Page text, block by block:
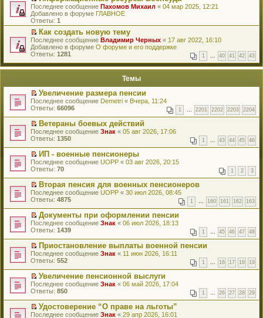
П
е
р
е
й
т
и
к
е
о
м
у
н
е
п
р
о
и
т
а
н
н
о
м
у
с
о
о
б
е
н
и
ю
Последнее сообщение Пахомов Михаил « 04 мар 2025, 12:21
Добавлено в форуме ГЛАВНОЕ
Ответы: 1
П
е
р
й
к
п
е
р
в
о
м
у
е
п
р
о
ч
и
т
а
н
н
о
м
с
о
о
б
щ
е
н
и
ю
Как создать новую тему
Последнее сообщение Владимир Черных « 17 авг 2022, 16:10
Добавлено в форуме О форуме и его поддержке
Ответы: 1281 1 … 40 41 42 43
Темы
П
е
е
й
т
и
к
п
е
р
в
о
м
у
е
п
р
о
ч
и
т
а
н
н
о
м
с
о
Увеличение размера пенсии
Последнее сообщение Demetri « Вчера, 11:24
Ответы: 66096 1 … 2201 2202 2203 2204
П
е
е
й
т
и
к
п
е
р
в
о
м
у
е
п
р
о
ч
и
т
а
н
н
о
Ветераны боевых действий
Последнее сообщение Знак « 05 авг 2026, 17:06
Ответы: 1350 1 … 43 44 45 46
П
е
е
й
т
и
к
п
е
р
в
о
м
у
е
п
р
о
ч
и
т
ИП - военные пенсионеры
Последнее сообщение UOPP « 03 авг 2026, 20:15
Ответы: 70 1 2 3
П
е
е
й
т
и
к
п
е
р
в
о
м
у
е
п
Вторая пенсия для военных пенсионеров
Последнее сообщение UOPP « 30 июл 2026, 08:45
Ответы: 4875 1 … 160 161 162 163
П
е
е
й
т
и
к
п
е
р
в
о
м
Документы при оформлении пенсии
Последнее сообщение Знак « 06 июл 2026, 18:13
Ответы: 1439 1 … 45 46 47 48
П
е
е
й
т
и
к
п
е
Приостановление выплаты военной пенсии
Последнее сообщение Знак « 11 июн 2026, 16:11
Ответы: 552 1 … 16 17 18 19
П
е
е
й
Увеличение пенсионной выслуги
Последнее сообщение Знак « 06 май 2026, 17:04
Ответы: 850 1 … 26 27 28 29
П
Удостоверение “О праве на льготы”
Последнее сообщение Знак « 29 апр 2026, 16:01